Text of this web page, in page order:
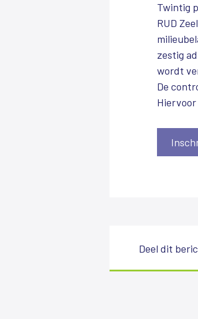
Twintig
RUD
zestig
wordt
De
Deel dit